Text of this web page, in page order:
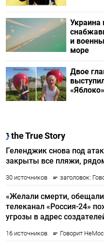
Украина
и
море
Двое
«Яблоко»